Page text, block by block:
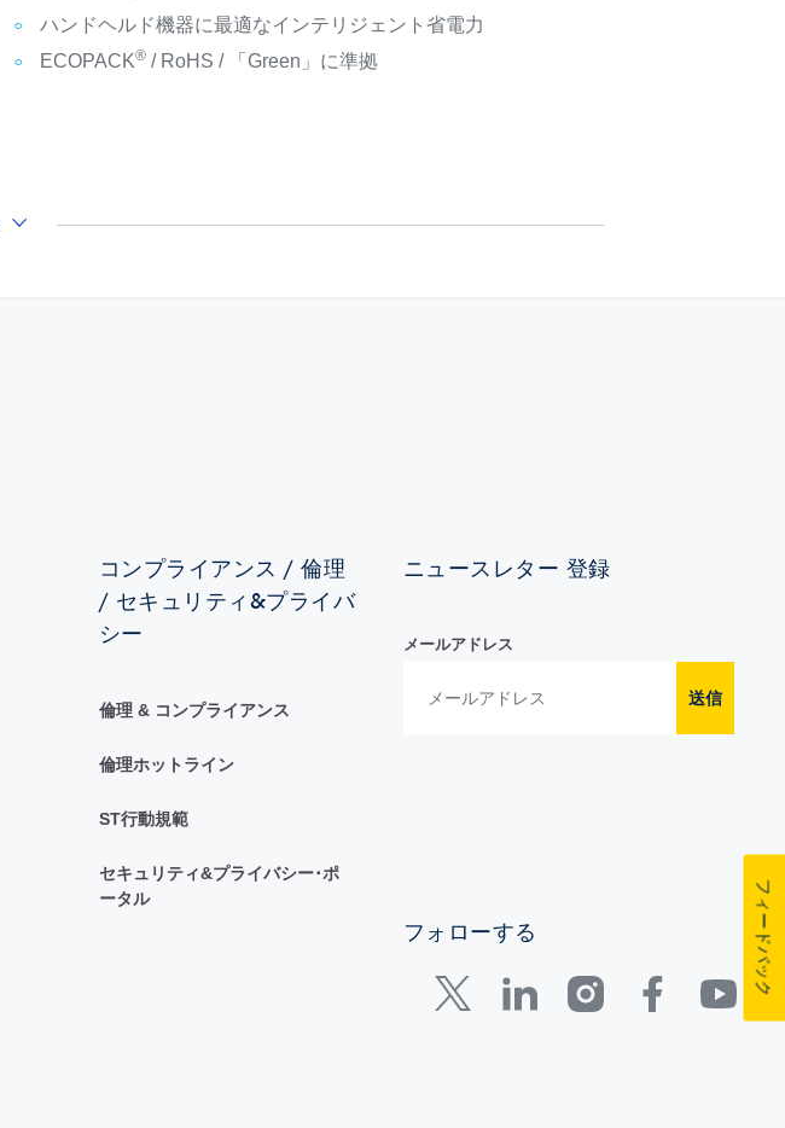
ハンドヘルド機器に最適なインテリジェント省電力
ECOPACK®/ RoHS / 「Green」に準拠
コンプライアンス / 倫理
/ セキュリティ&プライバ
シー
倫理 & コンプライアンス
倫理ホットライン
ST行動規範
セキュリティ&プライバシー･ポ
ータル
ニュースレター 登録
メールアドレス
送信
フォローする フィードバック